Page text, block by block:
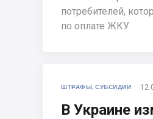
потребителей,
по оплате ЖКУ.
ШТРАФЫ, СУБСИДИИ
В Украине